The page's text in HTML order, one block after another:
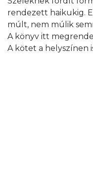
rendezett haikukig.
múlt, nem múlik
A könyv itt
A kötet a helyszínen